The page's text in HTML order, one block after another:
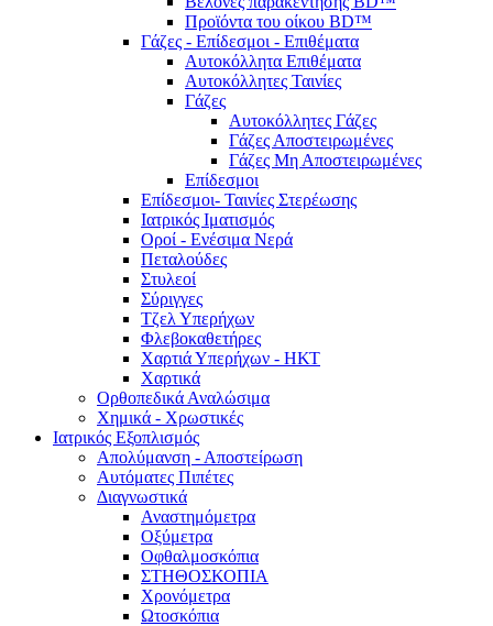
Προϊόντα του οίκου BD™
Γάζες - Επίδεσμοι - Επιθέματα
Αυτοκόλλητα Επιθέματα
Αυτοκόλλητες Ταινίες
Γάζες
Αυτοκόλλητες Γάζες
Γάζες Αποστειρωμένες
Γάζες Μη Αποστειρωμένες
Επίδεσμοι
Επίδεσμοι- Ταινίες Στερέωσης
Ιατρικός Ιματισμός
Οροί - Ενέσιμα Νερά
Πεταλούδες
Στυλεοί
Σύριγγες
Τζελ Υπερήχων
Φλεβοκαθετήρες
Χαρτιά Υπερήχων - ΗΚΤ
Χαρτικά
Ορθοπεδικά Αναλώσιμα
Χημικά - Χρωστικές
Ιατρικός Εξοπλισμός
Απολύμανση - Αποστείρωση
Αυτόματες Πιπέτες
Διαγνωστικά
Αναστημόμετρα
Οξύμετρα
Οφθαλμοσκόπια
ΣΤΗΘΟΣΚΟΠΙΑ
Χρονόμετρα
Ωτοσκόπια